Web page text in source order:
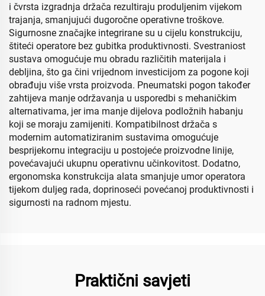
i čvrsta izgradnja držača rezultiraju produljenim vijekom
trajanja, smanjujući dugoročne operativne troškove.
Sigurnosne značajke integrirane su u cijelu konstrukciju,
štiteći operatore bez gubitka produktivnosti. Svestraniost
sustava omogućuje mu obradu različitih materijala i
debljina, što ga čini vrijednom investicijom za pogone koji
obrađuju više vrsta proizvoda. Pneumatski pogon također
zahtijeva manje održavanja u usporedbi s mehaničkim
alternativama, jer ima manje dijelova podložnih habanju
koji se moraju zamijeniti. Kompatibilnost držača s
modernim automatiziranim sustavima omogućuje
besprijekornu integraciju u postojeće proizvodne linije,
povećavajući ukupnu operativnu učinkovitost. Dodatno,
ergonomska konstrukcija alata smanjuje umor operatora
tijekom duljeg rada, doprinoseći povećanoj produktivnosti i
sigurnosti na radnom mjestu.
Praktični savjeti